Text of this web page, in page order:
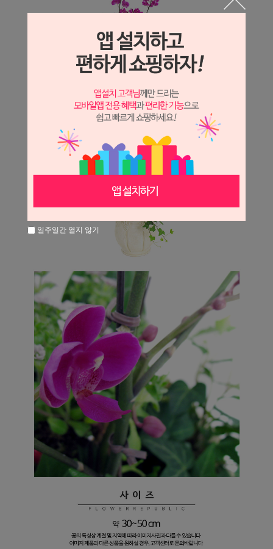
일주일간 열지 않기